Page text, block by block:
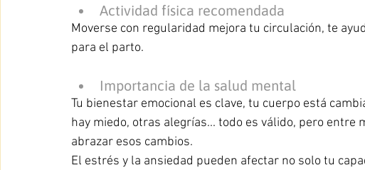
Actividad física recomendada
Moverse con regularidad mejora tu circulación, te
para el parto.
Importancia de la salud mental
Tu bienestar emocional es clave, tu cuerpo está
hay miedo, otras alegrías... todo es válido, pero
abrazar esos cambios.
El estrés y la ansiedad pueden afectar no solo tu